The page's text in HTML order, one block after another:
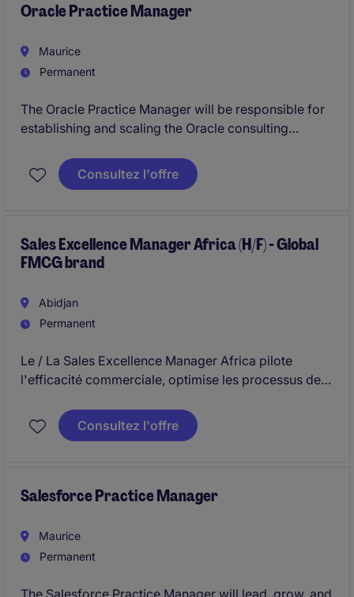
company maintains a strong competitive position in
Oracle Practice Manager
Maurice
Permanent
The Oracle Practice Manager will be responsible for
establishing and scaling the Oracle consulting
growth, delivery leadership, and team development.
The role requires a senior leader who can build a
Consultez l'offre
Sales Excellence Manager Africa (H/F) - Global
FMCG brand
Abidjan
Permanent
Le / La Sales Excellence Manager Africa pilote
l'efficacité commerciale, optimise les processus de
terrain. Véritable chef d'orchestre, il/elle coordonne
les équipes internes et les partenaires externes pour
performance, la rentabilité et la satisfaction client.
Consultez l'offre
Salesforce Practice Manager
Maurice
Permanent
The Salesforce Practice Manager will lead, grow, and